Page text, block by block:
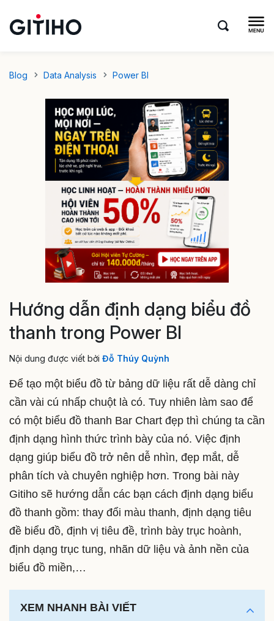
Blog Data Analysis Power BI
Hướng dẫn định dạng biểu đồ
thanh trong Power BI
Nội dung được viết bởi Đỗ Thúy Quỳnh
Để tạo một biểu đồ từ bảng dữ liệu rất dễ dàng chỉ
cần vài cú nhấp chuột là có. Tuy nhiên làm sao để
có một biểu đồ thanh Bar Chart đẹp thì chúng ta cần
định dạng hình thức trình bày của nó. Việc định
dạng giúp biểu đồ trở nên dễ nhìn, đẹp mắt, dễ
phân tích và chuyên nghiệp hơn. Trong bài này
Gitiho sẽ hướng dẫn các bạn cách định dạng biểu
đồ thanh gồm: thay đổi màu thanh, định dạng tiêu
đề biểu đồ, định vị tiêu đề, trình bày trục hoành,
định dạng trục tung, nhãn dữ liệu và ảnh nền của
biểu đồ miền,…
XEM NHANH BÀI VIẾT